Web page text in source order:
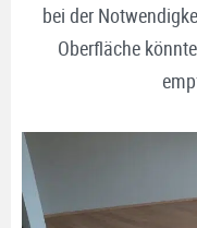
bei der
Oberfläche